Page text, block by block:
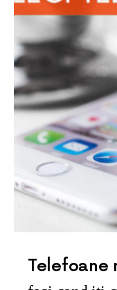
Telefoane